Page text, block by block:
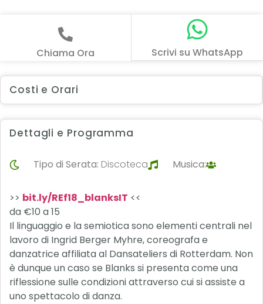
Chiama Ora Scrivi su WhatsApp
Costi e Orari
Dettagli e Programma
Tipo di Serata: Discoteca Musica:
>> bit.ly/REf18_blanksIT <<
da €10 a 15
Il linguaggio e la semiotica sono elementi centrali nel
lavoro di Ingrid Berger Myhre, coreografa e
danzatrice affiliata al Dansateliers di Rotterdam. Non
è dunque un caso se Blanks si presenta come una
riflessione sulle condizioni attraverso cui si assiste a
uno spettacolo di danza.